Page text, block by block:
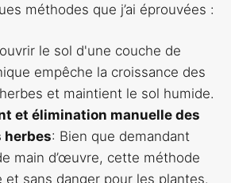
méthodes que j’ai éprouvées :
le sol d'une couche de
empêche la croissance des
et maintient le sol humide.
et élimination manuelle des
herbes: Bien que demandant
main d’œuvre, cette méthode
et sans danger pour les plantes.